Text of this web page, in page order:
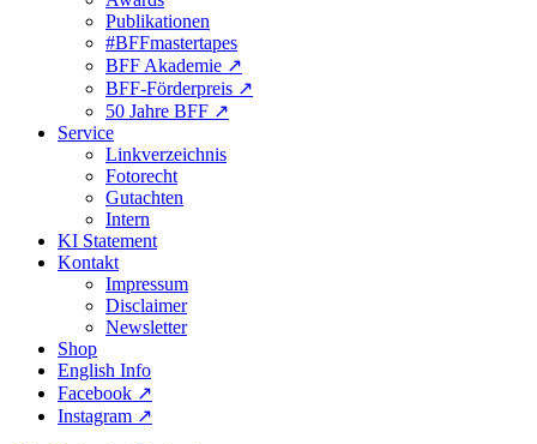
Publikationen
#BFFmastertapes
BFF Akademie ↗︎
BFF-Förderpreis ↗︎
50 Jahre BFF ↗︎
Service
Linkverzeichnis
Fotorecht
Gutachten
Intern
KI Statement
Kontakt
Impressum
Disclaimer
Newsletter
Shop
English Info
Facebook ↗︎
Instagram ↗︎